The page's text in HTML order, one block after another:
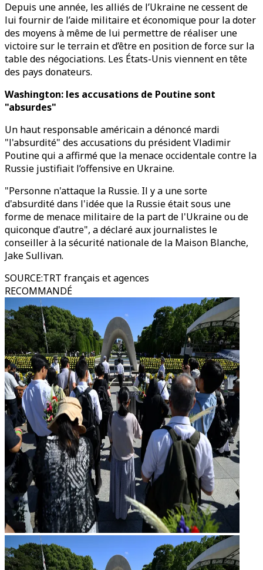
Depuis une année, les alliés de l’Ukraine ne cessent de
lui fournir de l’aide militaire et économique pour la doter
des moyens à même de lui permettre de réaliser une
victoire sur le terrain et d’être en position de force sur la
table des négociations. Les États-Unis viennent en tête
des pays donateurs.
Washington: les accusations de Poutine sont
"absurdes"
Un haut responsable américain a dénoncé mardi
"l'absurdité" des accusations du président Vladimir
Poutine qui a affirmé que la menace occidentale contre la
Russie justifiait l’offensive en Ukraine.
"Personne n'attaque la Russie. Il y a une sorte
d'absurdité dans l'idée que la Russie était sous une
forme de menace militaire de la part de l'Ukraine ou de
quiconque d'autre", a déclaré aux journalistes le
conseiller à la sécurité nationale de la Maison Blanche,
Jake Sullivan.
SOURCE:TRT français et agences
RECOMMANDÉ